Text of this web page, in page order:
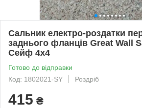
Сальник електро-роздатки
заднього фланців Great Wall
Сейф 4х4
Готово до відправки
Код: 1802021-SY
Роздріб
415 ₴